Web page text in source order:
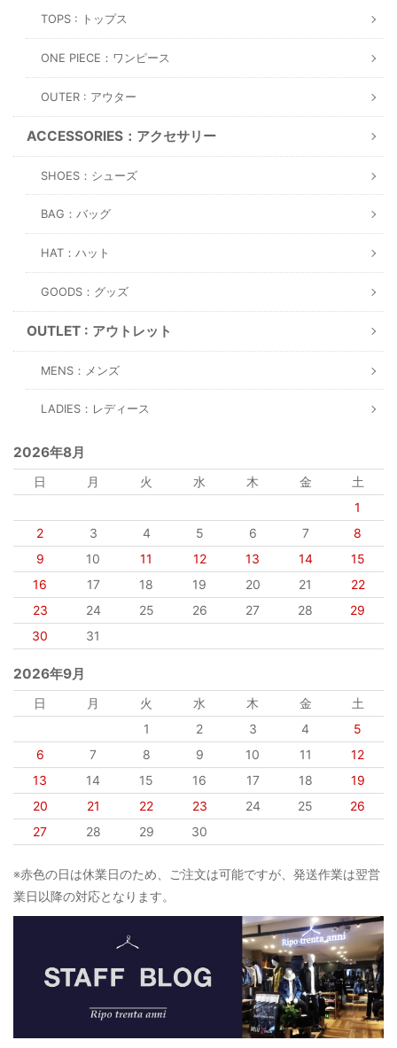
TOPS : トップス
ONE PIECE：ワンピース
OUTER : アウター
ACCESSORIES：アクセサリー
SHOES：シューズ
BAG：バッグ
HAT：ハット
GOODS：グッズ
OUTLET : アウトレット
MENS：メンズ
LADIES：レディース
2026年8月
日 月 火 水 木 金
土
1
2
3 4 5 6 7
8
9
10 11 12 13 14
15
16
17 18 19 20 21
22
23
24 25 26 27 28
29
30
31
2026年9月
日 月 火 水 木 金
土
1
2 3 4
5
6
7 8 9 10 11
12
13
14 15 16 17 18
19
20
21 22 23 24 25
26
27
28 29 30
※赤色の日は休業日のため、ご注文は可能ですが、発送作業は翌営
業日以降の対応となります。